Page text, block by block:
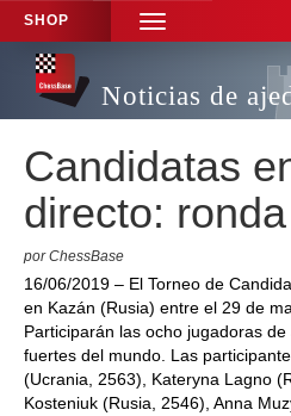
SHOP
TOGGLE
NAVIGATION
Noticias de
Candidatas
directo:
por ChessBase
16/06/2019 – El Torneo de
en Kazán (Rusia) entre el 29 de
Participarán las ocho jugadoras
fuertes del mundo. Las
(Ucrania, 2563), Kateryna Lagno
Kosteniuk (Rusia, 2546), Anna